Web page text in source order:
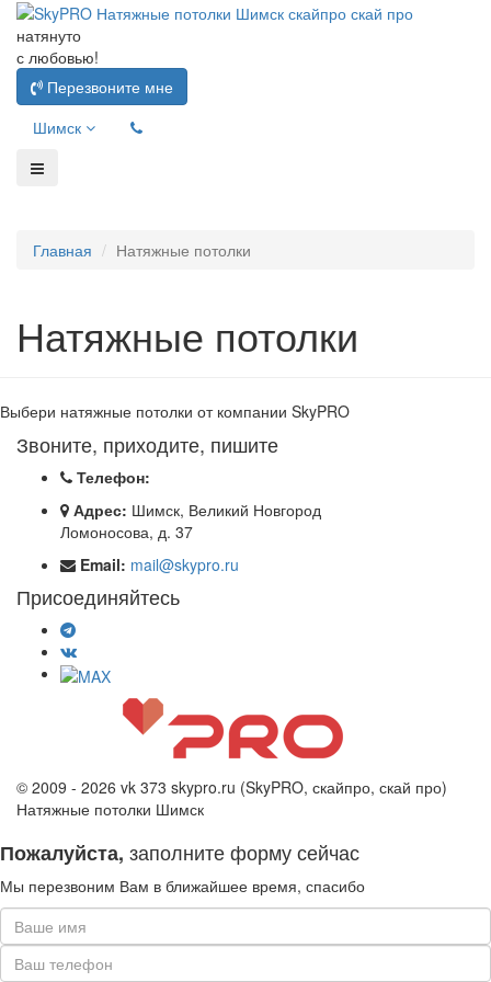
натянуто
с любовью!
Перезвоните мне
Шимск
Главная Натяжные потолки
Натяжные потолки
Выбери натяжные потолки от компании SkyPRO
Звоните, приходите, пишите
Телефон:
Адрес: Шимск, Великий Новгород
Ломоносова, д. 37
Email: mail@skypro.ru
Присоединяйтесь
© 2009 - 2026 vk 373 skypro.ru (SkyPRO, скайпро, скай про)
Натяжные потолки Шимск
Пожалуйста, заполните форму сейчас
Мы перезвоним Вам в ближайшее время, спасибо